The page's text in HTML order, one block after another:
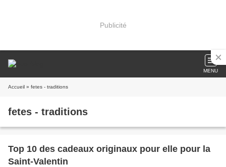
Publicité
MENU
Accueil » fetes - traditions
fetes - traditions
Top 10 des cadeaux originaux pour elle pour la
Saint-Valentin